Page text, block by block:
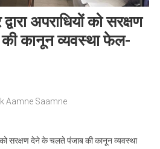
अपराधियों को सरक्षण
कानून व्यवस्था फेल-
Aamne Saamne
को सरक्षण देने के चलते पंजाब की कानून व्यवस्था